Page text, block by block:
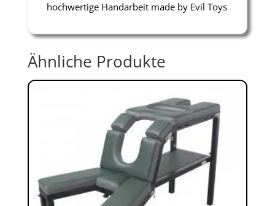
hochwertige Handarbeit made by Evil Toys
Ähnliche Produkte